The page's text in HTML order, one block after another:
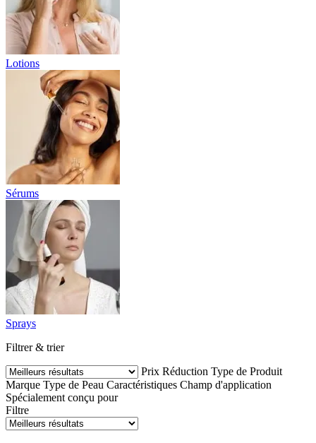
Lotions
Sérums
Sprays
Filtrer & trier
Prix Réduction Type de Produit
Marque Type de Peau Caractéristiques Champ d'application
Spécialement conçu pour
Filtre